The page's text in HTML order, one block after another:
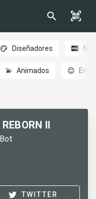
Diseñadores
💫 Animados 😊
II
TWITTER